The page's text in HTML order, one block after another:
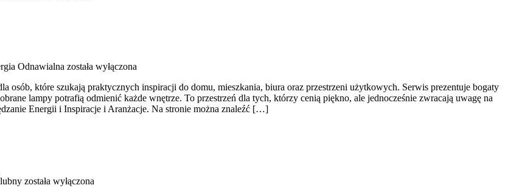
Odnawialna została wyłączona
osób, które szukają praktycznych inspiracji do domu, mieszkania, biura oraz przestrzeni użytkowych. Serwis prezentuje bogaty
lampy potrafią odmienić każde wnętrze. To przestrzeń dla tych, którzy cenią piękno, ale jednocześnie zwracają uwagę na
Energii i Inspiracje i Aranżacje. Na stronie można znaleźć […]
została wyłączona